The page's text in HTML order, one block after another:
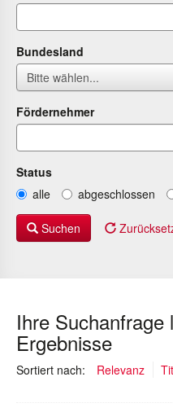
Bundesland
Bitte wählen...
Fördernehmer
Status
alle
abgeschlossen
Suchen
Ihre Suchanfrage
Ergebnisse
Sortiert nach: Relevanz